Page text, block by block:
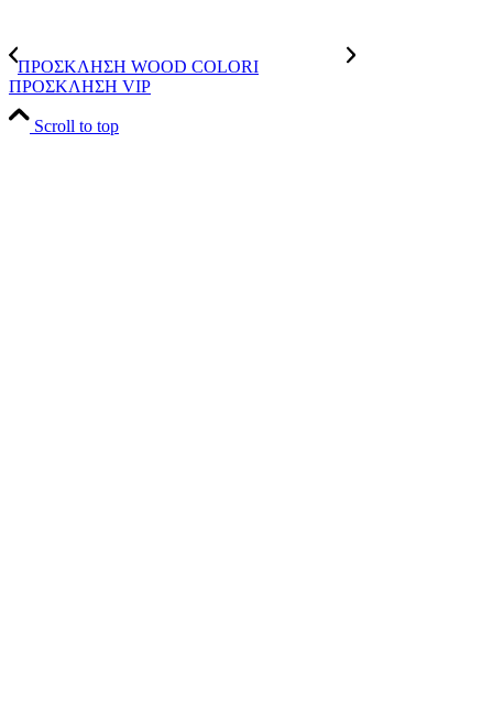
ΠΡΟΣΚΛΗΣΗ WOOD COLORI
ΠΡΟΣΚΛΗΣΗ VIP
Scroll to top